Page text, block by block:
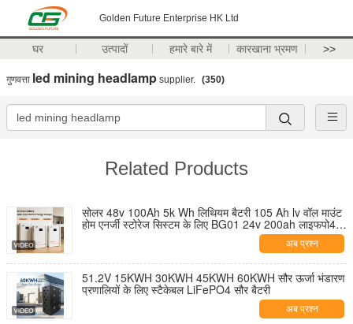
Golden Future Enterprise HK Ltd
घर उत्पादों हमारे बारे में कारखाना भ्रमण >>
गुणवत्ता led mining headlamp supplier. (350)
Related Products
सोलर 48v 100Ah 5k Wh लिथियम बैटरी 105 Ah lv वॉल माउंट
होम एनर्जी स्टोरेज सिस्टम के लिए BG01 24v 200ah लाइफपो4
अब प्रश्न
51.2V 15KWH 30KWH 45KWH 60KWH सौर ऊर्जा भंडारण
प्रणालियों के लिए स्टैकेबल LiFePO4 सौर बैटरी
अब प्रश्न